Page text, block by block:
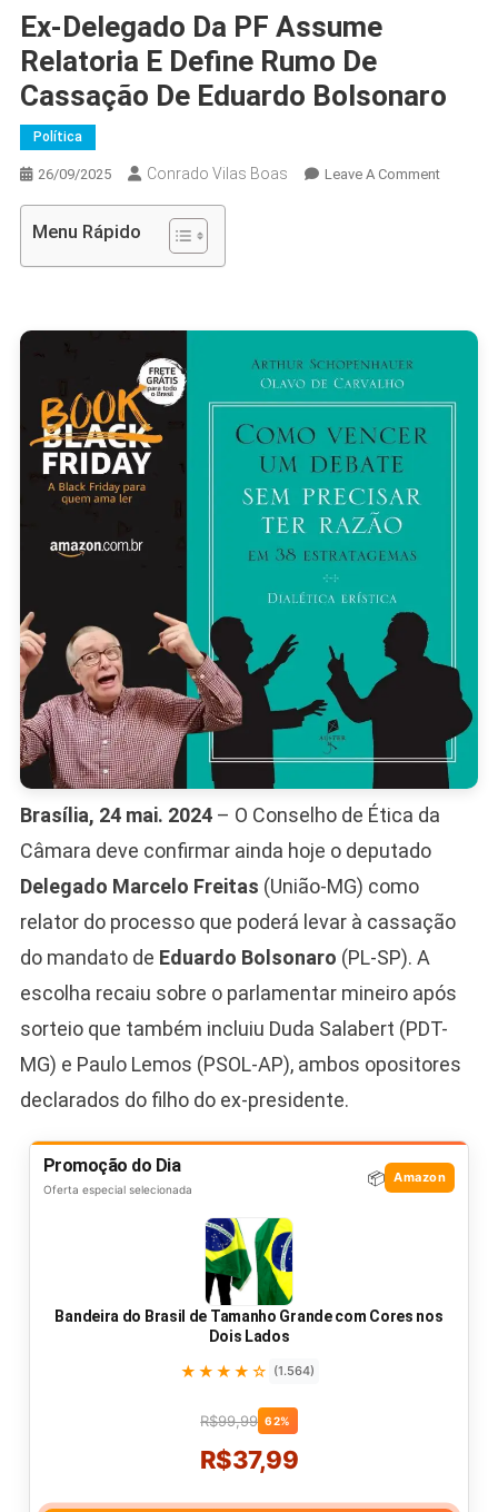
Ex-Delegado Da PF Assume
Relatoria E Define Rumo De
Cassação De Eduardo Bolsonaro
Política
26/09/2025 Conrado Vilas Boas Leave A CommentOn
Rumo
Menu Rápido
Brasília, 24 mai. 2024– O Conselho de Ética da
Câmara deve confirmar ainda hoje o deputado
Delegado Marcelo Freitas (União-MG) como
relator do processo que poderá levar à cassação
do mandato de Eduardo Bolsonaro (PL-SP). A
escolha recaiu sobre o parlamentar mineiro após
sorteio que também incluiu Duda Salabert (PDT-
MG) e Paulo Lemos (PSOL-AP), ambos opositores
declarados do filho do ex-presidente.
Promoção do Dia
Oferta especial selecionada
📦 Amazon
Bandeira do Brasil de Tamanho Grande com Cores nos
Dois Lados
★★★★☆ (1.564)
R$99,99 62%
R$37,99